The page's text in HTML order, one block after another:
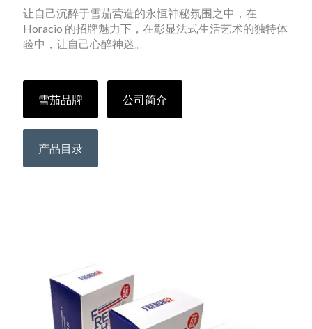
让自己沉醉于雪茄营造的永恒神秘氛围之中，在
Horacio 的招牌魅力下，在彰显法式生活艺术的独特体
验中，让自己心醉神迷。
雪茄品牌 公司简介
产品目录